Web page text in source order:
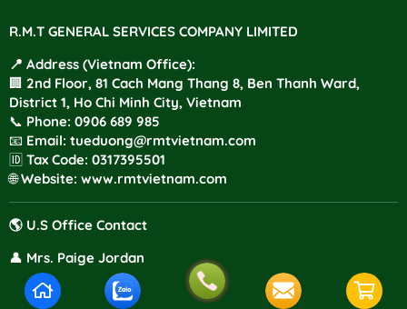
R.M.T GENERAL SERVICES COMPANY LIMITED
📍 Address (Vietnam Office):
🏢 2nd Floor, 81 Cach Mang Thang 8, Ben Thanh Ward,
District 1, Ho Chi Minh City, Vietnam
📞 Phone: 0906 689 985
📧 Email: tueduong@rmtvietnam.com
🆔 Tax Code: 0317395501
🌐Website: www.rmtvietnam.com
🌎 U.S Office Contact
👤 Mrs. Paige Jordan
Mobile:
+1 805 940 5514
📧Email: Paige.jordan@rmtvietnam.com